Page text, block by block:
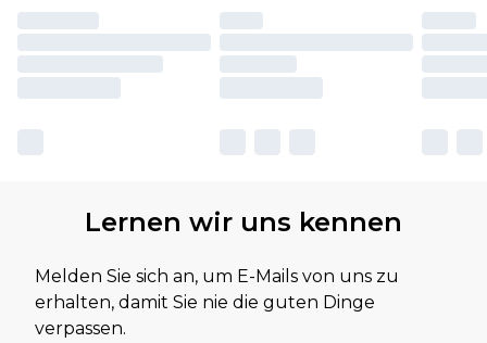
Lernen wir uns kennen
Melden Sie sich an, um E-Mails von uns zu
erhalten, damit Sie nie die guten Dinge
verpassen.